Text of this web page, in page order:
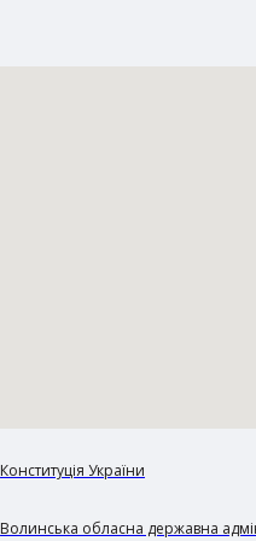
Конституція України
Волинська обласна державна